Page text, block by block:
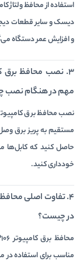
دیسک و سایر قطعات
و افزایش عمر دستگاه
3. نصب محافظ برق
مهم در هنگام نصب
نصب محافظ برق
مستقیم به پریز برق
حاصل کنید که کابل‌ها
خودداری کنید.
در چیست؟
مناسب برای استفاده